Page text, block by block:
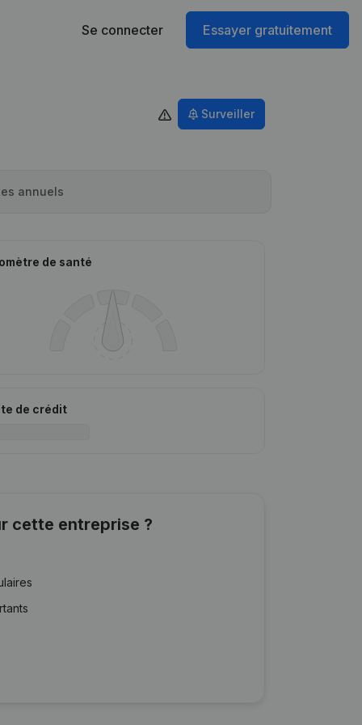
Se connecter Essayer gratuitement
Surveiller
annuels
de santé
de crédit
cette entreprise ?